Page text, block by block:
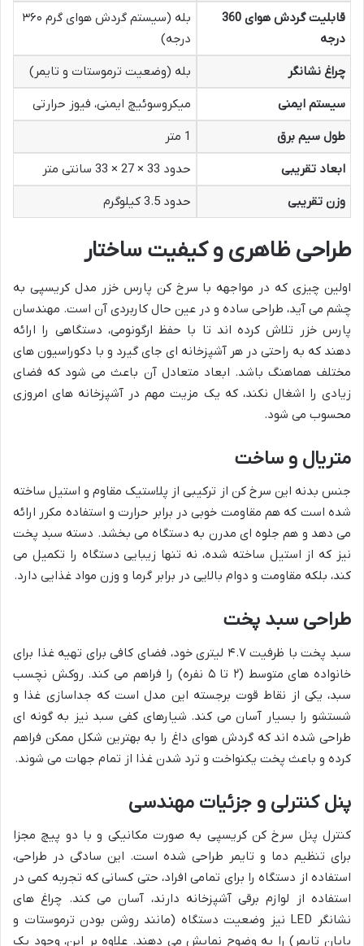
قابلیت گردش هوای 360
درجه
بله (سیستم گردش هوای گرم ۳۶۰
درجه)
چراغ نشانگر
بله (وضعیت ترموستات و تایمر)
سیستم ایمنی
میکروسوئیچ ایمنی، فیوز حرارتی
طول سیم برق
1 متر
ابعاد تقریبی
حدود 33 × 27 × 33 سانتی متر
وزن تقریبی
حدود 3.5 کیلوگرم
طراحی ظاهری و کیفیت ساختار
اولین چیزی که در مواجهه با سرخ کن پارس خزر مدل کریسپی به
چشم می آید، طراحی ساده و در عین حال کاربردی آن است. مهندسان
پارس خزر تلاش کرده اند تا با حفظ ارگونومی، دستگاهی را ارائه
دهند که به راحتی در هر آشپزخانه ای جای گیرد و با دکوراسیون های
مختلف هماهنگ باشد. ابعاد متعادل آن باعث می شود که فضای
زیادی را اشغال نکند، که یک مزیت مهم در آشپزخانه های امروزی
محسوب می شود.
متریال و ساخت
جنس بدنه این سرخ کن از ترکیبی از پلاستیک مقاوم و استیل ساخته
شده است که هم مقاومت خوبی در برابر حرارت و استفاده مکرر ارائه
می دهد و هم جلوه ای مدرن به دستگاه می بخشد. دسته سبد پخت
نیز که از استیل ساخته شده، نه تنها زیبایی دستگاه را تکمیل می
کند، بلکه مقاومت و دوام بالایی در برابر گرما و وزن مواد غذایی دارد.
طراحی سبد پخت
سبد پخت با ظرفیت ۴.۷ لیتری خود، فضای کافی برای تهیه غذا برای
خانواده های متوسط (۲ تا ۵ نفره) را فراهم می کند. روکش نچسب
سبد، یکی از نقاط قوت برجسته این مدل است که جداسازی غذا و
شستشو را بسیار آسان می کند. شیارهای کفی سبد نیز به گونه ای
طراحی شده اند که گردش هوای داغ را به بهترین شکل ممکن فراهم
کرده و باعث پخت یکنواخت و ترد شدن غذا از تمام جهات می شوند.
پنل کنترلی و جزئیات مهندسی
کنترل پنل سرخ کن کریسپی به صورت مکانیکی و با دو پیچ مجزا
برای تنظیم دما و تایمر طراحی شده است. این سادگی در طراحی،
استفاده از دستگاه را برای تمامی افراد، حتی کسانی که تجربه کمی در
استفاده از لوازم برقی آشپزخانه دارند، آسان می کند. چراغ های
نشانگر LED نیز وضعیت دستگاه (مانند روشن بودن ترموستات و
پایان تایمر) را به وضوح نمایش می دهند. علاوه بر این، وجود یک